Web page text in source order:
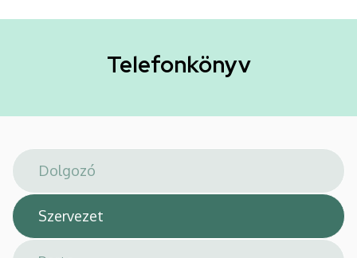
Általános
hely
Telefonkönyv